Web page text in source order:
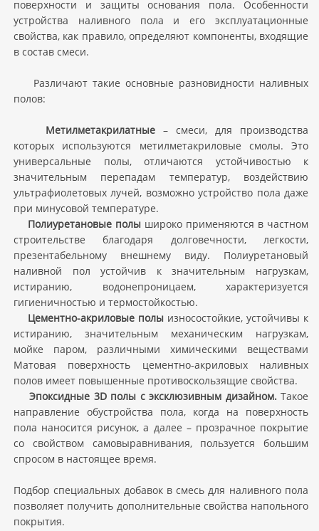
поверхности и защиты основания пола. Особенности
устройства наливного пола и его эксплуатационные
свойства, как правило, определяют компоненты, входящие
в состав смеси.
Различают такие основные разновидности наливных
полов:
Метилметакрилатные– смеси, для производства
которых используются метилметакриловые смолы. Это
универсальные полы, отличаются устойчивостью к
значительным перепадам температур, воздействию
ультрафиолетовых лучей, возможно устройство пола даже
при минусовой температуре.
Полиуретановые полы широко применяются в частном
строительстве благодаря долговечности, легкости,
презентабельному внешнему виду. Полиуретановый
наливной пол устойчив к значительным нагрузкам,
истиранию, водонепроницаем, характеризуется
гигиеничностью и термостойкостью.
Цементно-акриловые полы износостойкие, устойчивы к
истиранию, значительным механическим нагрузкам,
мойке паром, различными химическими веществами
Матовая поверхность цементно-акриловых наливных
полов имеет повышенные противоскользящие свойства.
Эпоксидные 3D полы с эксклюзивным дизайном.Такое
направление обустройства пола, когда на поверхность
пола наносится рисунок, а далее – прозрачное покрытие
со свойством самовыравнивания, пользуется большим
спросом в настоящее время.
Подбор специальных добавок в смесь для наливного пола
позволяет получить дополнительные свойства напольного
покрытия.